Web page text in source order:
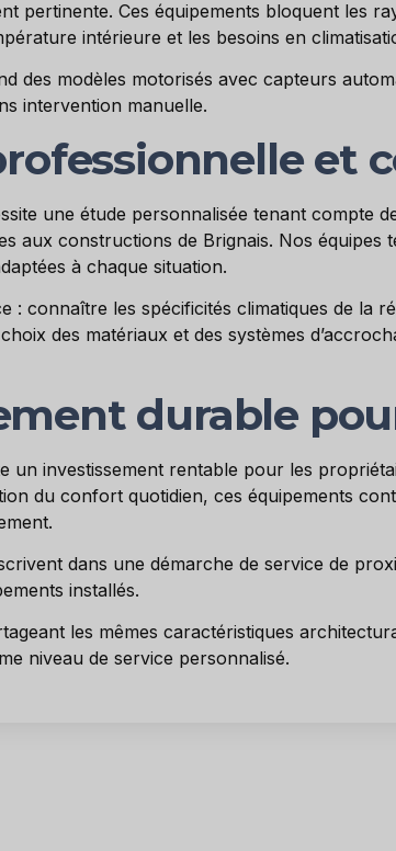
pertinente. Ces équipements bloquent les
intérieure et les besoins en
des modèles motorisés avec capteurs
intervention manuelle.
et
une étude personnalisée tenant compte
aux constructions de Brignais. Nos
à chaque situation.
: connaître les spécificités climatiques de la
des matériaux et des systèmes
durable
un investissement rentable pour les
du confort quotidien, ces équipements
dans une démarche de service de
installés.
les mêmes caractéristiques
niveau de service personnalisé.